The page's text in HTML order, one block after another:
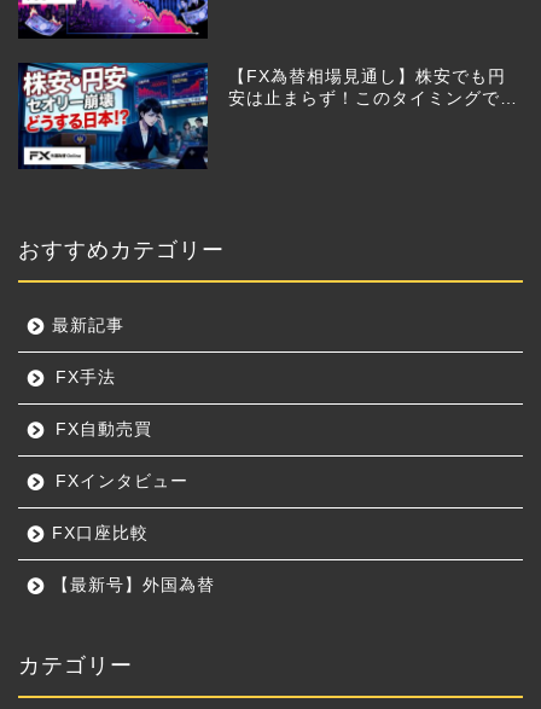
【FX為替相場見通し】株安でも円
安は止まらず！このタイミングでと
おすすめカテゴリー
最新記事
FX手法
FX自動売買
FXインタビュー
FX口座比較
【最新号】外国為替
カテゴリー